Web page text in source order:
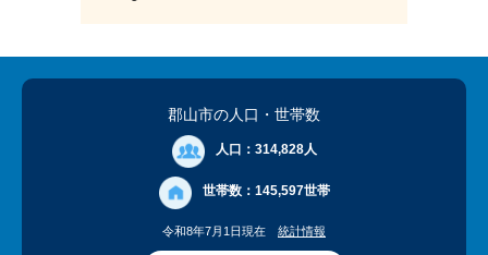
郡山市の人口 ・世帯数
人口： 314,828人
世帯数： 145,597世帯
令和8年7月1日現在 統計情報